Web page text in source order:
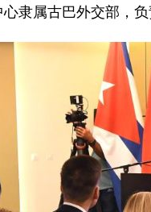
属古巴外交部，负